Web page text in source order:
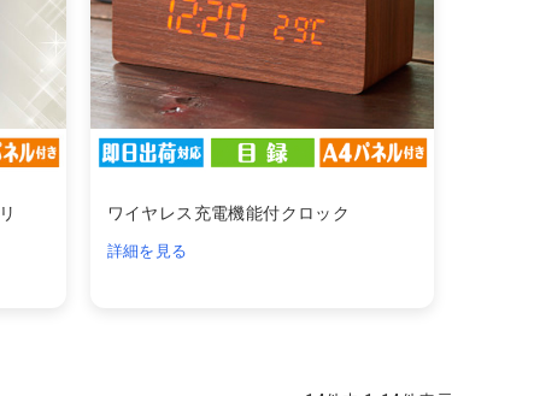
ワイヤレス充電機能付クロック
詳細を見る